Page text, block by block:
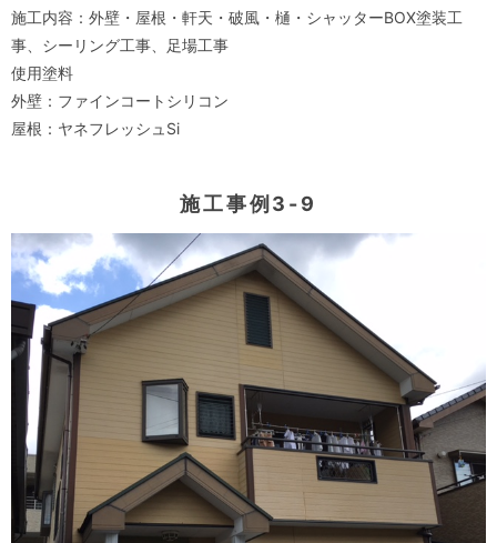
施工内容：外壁・屋根・軒天・破風・樋・シャッターBOX塗装工
事、シーリング工事、足場工事
使用塗料
外壁：ファインコートシリコン
屋根：ヤネフレッシュSi
施工事例3-9